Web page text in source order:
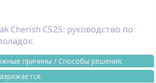
причины / Способы решения.